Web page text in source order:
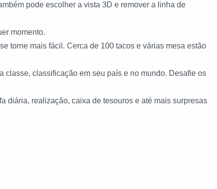
pode escolher a vista 3D e remover a linha de
momento.
torne mais fácil. Cerca de 100 tacos e várias mesa estão
classificação em seu país e no mundo. Desafie os
diária, realização, caixa de tesouros e até mais surpresas